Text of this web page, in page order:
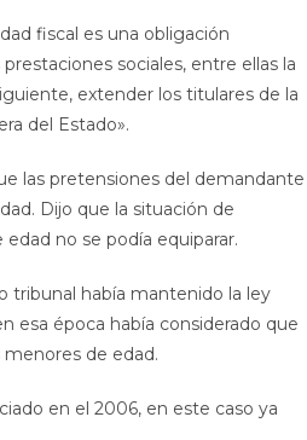
fiscal es una obligación
sociales, entre ellas la
extender los titulares de la
del Estado».
las pretensiones del demandante
Dijo que la situación de
no se podía equiparar.
tribunal había mantenido la ley
esa época había considerado que
de edad.
en el 2006, en este caso ya